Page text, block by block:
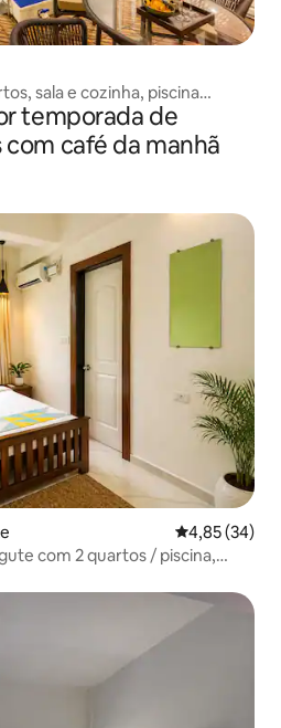
sala e cozinha, piscina
temporada de
café da manhã
4,85 de uma
4,85 (34)
com 2 quartos / piscina,